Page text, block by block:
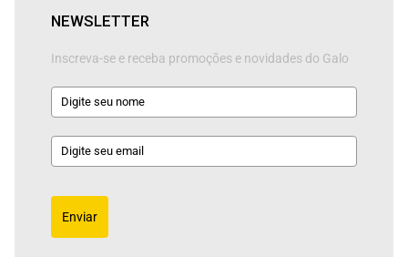
NEWSLETTER
Inscreva-se e receba promoções e novidades do Galo
Enviar